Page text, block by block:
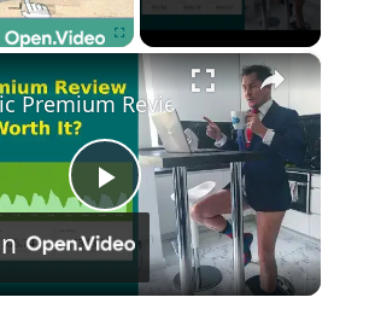
Fullscreen ×
P
l
Premium Review – Should you